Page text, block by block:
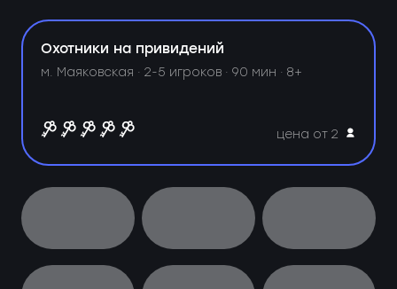
Охотники на привидений
м. Маяковская ·2-5 игроков · 90 мин · 8+
цена от 2